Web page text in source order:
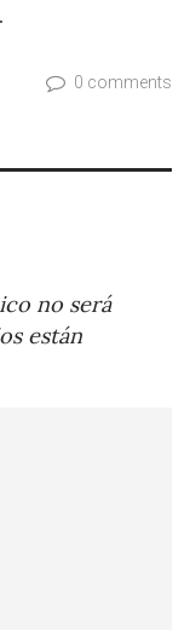
0 comments
no será
están